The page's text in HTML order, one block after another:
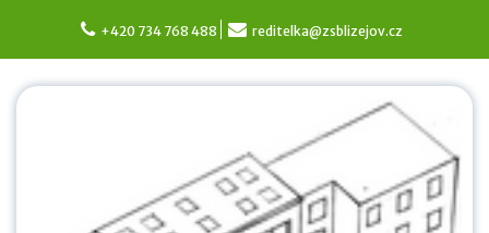
content
+420 734 768 488 reditelka@zsblizejov.cz